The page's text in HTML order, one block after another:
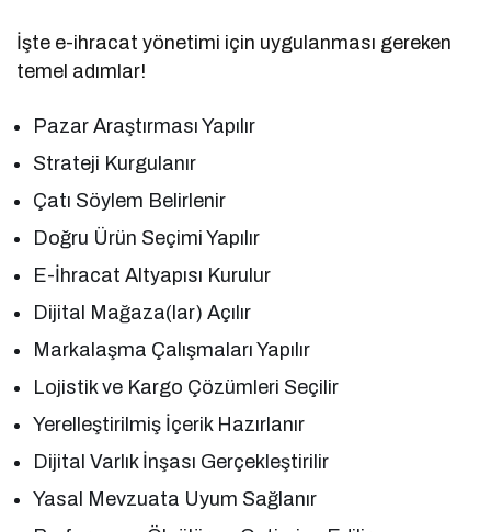
İşte e-ihracat yönetimi için uygulanması gereken
temel adımlar!
Pazar Araştırması Yapılır
Strateji Kurgulanır
Çatı Söylem Belirlenir
Doğru Ürün Seçimi Yapılır
E-İhracat Altyapısı Kurulur
Dijital Mağaza(lar) Açılır
Markalaşma Çalışmaları Yapılır
Lojistik ve Kargo Çözümleri Seçilir
Yerelleştirilmiş İçerik Hazırlanır
Dijital Varlık İnşası Gerçekleştirilir
Yasal Mevzuata Uyum Sağlanır